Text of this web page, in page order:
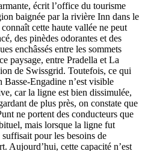
écrit l’office du tourisme
baignée par la rivière Inn dans le
cette haute vallée ne peut
des pinèdes odorantes et des
enchâssés entre les sommets
paysage, entre Pradella et La
de Swissgrid. Toutefois, ce qui
Basse-Engadine n’est visible
car la ligne est bien dissimulée,
de plus près, on constate que
ne portent des conducteurs que
mais lorsque la ligne fut
pour les besoins de
Aujourd’hui, cette capacité n’est